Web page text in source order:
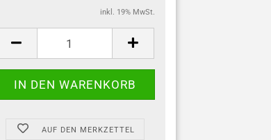
inkl. 19% MwSt.
AUF DEN MERKZETTEL